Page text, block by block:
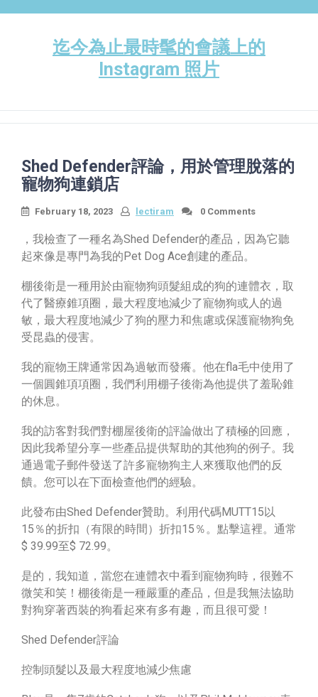
迄今為止最時髦的會議上的
Instagram 照片
Shed Defender評論，用於管理脫落的
寵物狗連鎖店
February 18, 2023 lectiram 0 Comments
，我檢查了一種名為Shed Defender的產品，因為它聽
起來像是專門為我的Pet Dog Ace創建的產品。
棚後衛是一種用於由寵物狗頭髮組成的狗的連體衣，取
代了醫療錐項圈，最大程度地減少了寵物狗或人的過
敏，最大程度地減少了狗的壓力和焦慮或保護寵物狗免
受昆蟲的侵害。
我的寵物王牌通常因為過敏而發癢。他在fla毛中使用了
一個圓錐項項圈，我們利用棚子後衛為他提供了羞恥錐
的休息。
我的訪客對我們對棚屋後衛的評論做出了積極的回應，
因此我希望分享一些產品提供幫助的其他狗的例子。我
通過電子郵件發送了許多寵物狗主人來獲取他們的反
饋。您可以在下面檢查他們的經驗。
此發布由Shed Defender贊助。利用代碼MUTT15以
15％的折扣（有限的時間）折扣15％。點擊這裡。通常
$ 39.99至$ 72.99。
是的，我知道，當您在連體衣中看到寵物狗時，很難不
微笑和笑！棚後衛是一種嚴重的產品，但是我無法協助
對狗穿著西裝的狗看起來有多有趣，而且很可愛！
Shed Defender評論
控制頭髮以及最大程度地減少焦慮